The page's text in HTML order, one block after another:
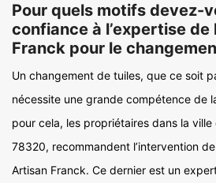
Pour quels motifs devez-
confiance à l’expertise de
Franck pour le
Un changement de tuiles, que ce soit
nécessite une grande compétence de
pour cela, les propriétaires dans la ville
78320, recommandent l’intervention
Artisan Franck. Ce dernier est un